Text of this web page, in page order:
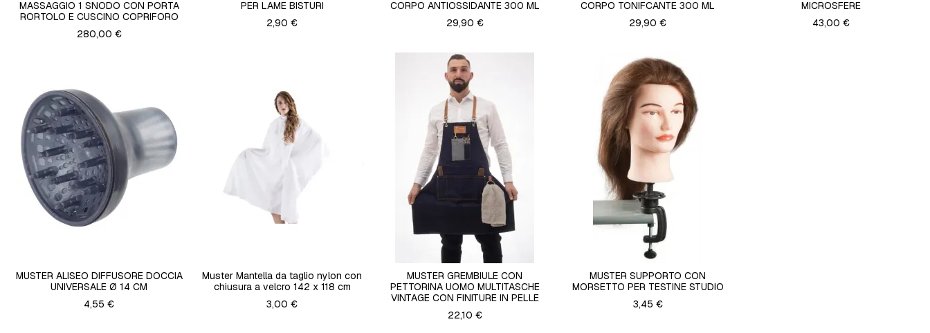
MASSAGGIO 1 SNODO CON PORTA
RORTOLO E CUSCINO COPRIFORO
280,00 €
PER LAME BISTURI
2,90 €
CORPO ANTIOSSIDANTE 300 ML
29,90 €
CORPO TONIFCANTE 300 ML
29,90 €
MICROSFERE
43,00 €
MUSTER ALISEO DIFFUSORE DOCCIA
UNIVERSALE Ø 14 CM
4,55 €
Muster Mantella da taglio nylon con
chiusura a velcro 142 x 118 cm
3,00 €
MUSTER GREMBIULE CON
PETTORINA UOMO MULTITASCHE
VINTAGE CON FINITURE IN PELLE
22,10 €
MUSTER SUPPORTO CON
MORSETTO PER TESTINE STUDIO
3,45 €